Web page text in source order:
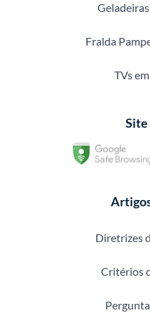
Fralda
TVs
Site
Diretrizes
Critérios